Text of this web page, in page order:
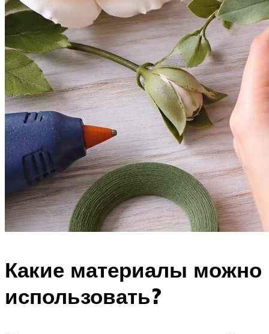
Какие материалы можно
использовать?